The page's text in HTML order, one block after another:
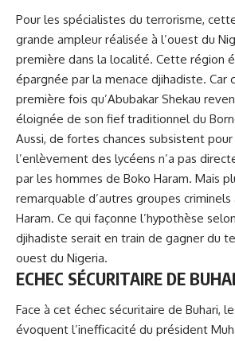
Pour les spécialistes du terrorisme,
grande ampleur réalisée à l’ouest du
première dans la localité. Cette région
épargnée par la menace djihadiste. Car
première fois qu’Abubakar Shekau
éloignée de son fief traditionnel du
Aussi, de fortes chances subsistent
l’enlèvement des lycéens n’a pas
par les hommes de Boko Haram. Mais
remarquable d’autres groupes criminels
Haram. Ce qui façonne l’hypothèse
djihadiste serait en train de gagner du
ouest du Nigeria.
ECHEC SÉCURITAIRE DE
Face à cet échec sécuritaire de Buhari,
évoquent l’inefficacité du président